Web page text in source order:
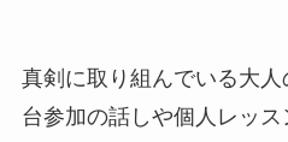
真剣に取り組んでいる大
台参加の話しや個人レッス